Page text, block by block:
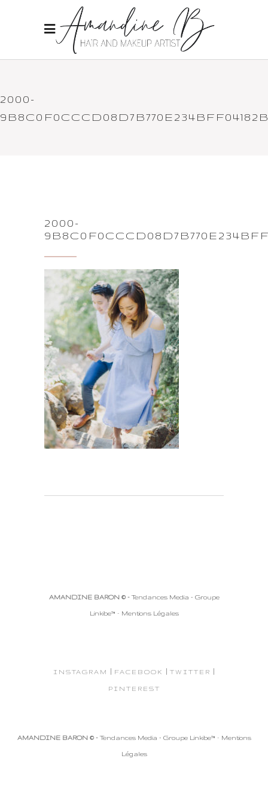
2000-
2000-
AMANDINE BARON © -Tendances Media - Groupe
Linkibe™ - Mentions Légales
INSTAGRAM | FACEBOOK | TWITTER |
PINTEREST
AMANDINE BARON © -Tendances Media - Groupe Linkibe™ - Mentions
Légales